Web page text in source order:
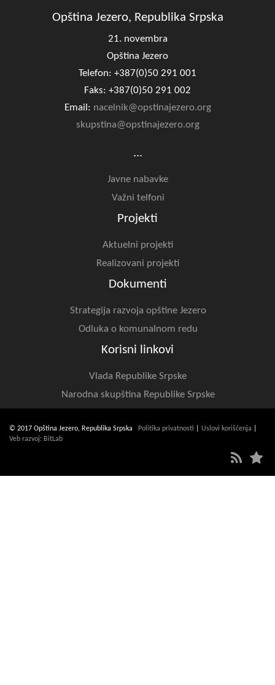
Opština Jezero, Republika Srpska
21. novembra
Opština Jezero
Telefon: +387(0)50 291 001
Faks: +387(0)50 291 002
Email: nacelnik@opstinajezero.org
skupstina@opstinajezero.org
...
Javne nabavke
Važni telfoni
Projekti
Aktuelni projekti
Realizovani projekti
Dokumenti
Strategija razvoja opštine Jezero
Odluka o komunalnom redu
Korisni linkovi
Vlada Republike Srpske
Narodna skupština Republike Srpske
© 2017 Opština Jezero, Republika Srpska Politika privatnosti Uslovi korišćenja
Veb razvoj: BitLab